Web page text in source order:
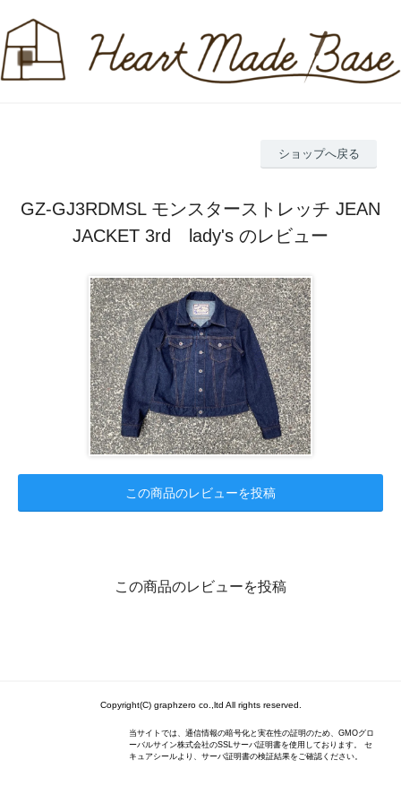
ショップへ戻る
GZ-GJ3RDMSL モンスターストレッチ JEAN
JACKET 3rd lady's のレビュー
この商品のレビューを投稿
この商品のレビューを投稿
Copyright(C) graphzero co.,ltd All rights reserved.
当サイトでは、通信情報の暗号化と実在性の証明のため、GMOグロ
ーバルサイン株式会社のSSLサーバ証明書を使用しております。 セ
キュアシールより、サーバ証明書の検証結果をご確認ください。